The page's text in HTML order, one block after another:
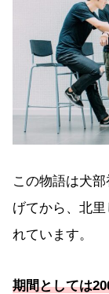
この物語は犬
げてから、北
れています。
期間としては